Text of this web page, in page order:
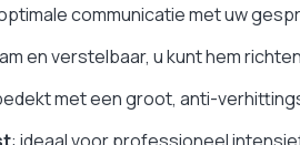
communicatie met uw
en verstelbaar, u kunt hem
met een groot, anti-